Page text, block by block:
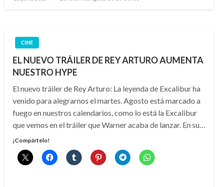
CINE
EL NUEVO TRÁILER DE REY ARTURO AUMENTA
NUESTRO HYPE
El nuevo tráiler de Rey Arturo: La leyenda de Excalibur ha
venido para alegrarnos el martes. Agosto está marcado a
fuego en nuestros calendarios, como lo está la Excalibur
que vemos en el tráiler que Warner acaba de lanzar. En su…
¡Compártelo!